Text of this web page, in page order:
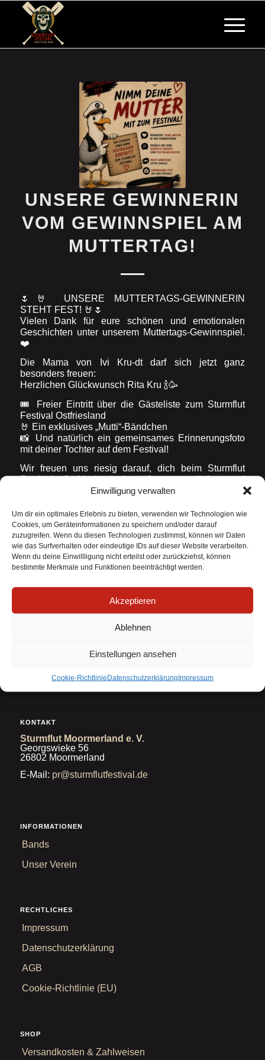
Einwilligung verwalten
Um dir ein optimales Erlebnis zu bieten, verwenden wir Technologien wie
Cookies, um Geräteinformationen zu speichern und/oder darauf
zuzugreifen. Wenn du diesen Technologien zustimmst, können wir Daten
wie das Surfverhalten oder eindeutige IDs auf dieser Website verarbeiten.
Wenn du deine Einwillligung nicht erteilst oder zurückziehst, können
bestimmte Merkmale und Funktionen beeinträchtigt werden.
Akzeptieren
Ablehnen
Einstellungen ansehen
Cookie-RichtlinieDatenschutzerklärungImpressum
UNSERE GEWINNERIN
VOM GEWINNSPIEL AM
MUTTERTAG!
🌷🤘 UNSERE MUTTERTAGS-GEWINNERIN
STEHT FEST! 🤘🌷
Vielen Dank für eure schönen und emotionalen
Geschichten unter unserem Muttertags-Gewinnspiel.
❤️
Die Mama von Ivi Kru-dt darf sich jetzt ganz
besonders freuen:
Herzlichen Glückwunsch Rita Kru 🍾🥳
🎟️ Freier Eintritt über die Gästeliste zum Sturmflut
Festival Ostfriesland
🤘 Ein exklusives „Mutti“-Bändchen
📸 Und natürlich ein gemeinsames Erinnerungsfoto
mit deiner Tochter auf dem Festival!
Wir freuen uns riesig darauf, dich beim Sturmflut
Festival Ostfriesland begrüßen zu dürfen und
gemeinsam mit dir ein unvergessliches
Lieben Dank an alle, die mitgemacht haben – eure
Geschichten haben gezeigt, dass Festival-Liebe
manchmal einfach Familiensache ist. ❤️🤘
KONTAKT
Sturmflut Moormerland e. V.
Georgswieke 56
26802 Moormerland
E-Mail: pr@sturmflutfestival.de
INFORMATIONEN
Bands
Unser Verein
RECHTLICHES
Impressum
Datenschutzerklärung
AGB
Cookie-Richtlinie (EU)
SHOP
Versandkosten & Zahlweisen
Widerrufsformular
Widerruf bestätigen